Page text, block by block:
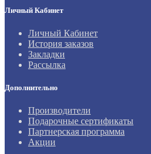
Личный Кабинет
Личный Кабинет
История заказов
Закладки
Рассылка
Дополнительно
Производители
Подарочные сертификаты
Партнерская программа
Акции